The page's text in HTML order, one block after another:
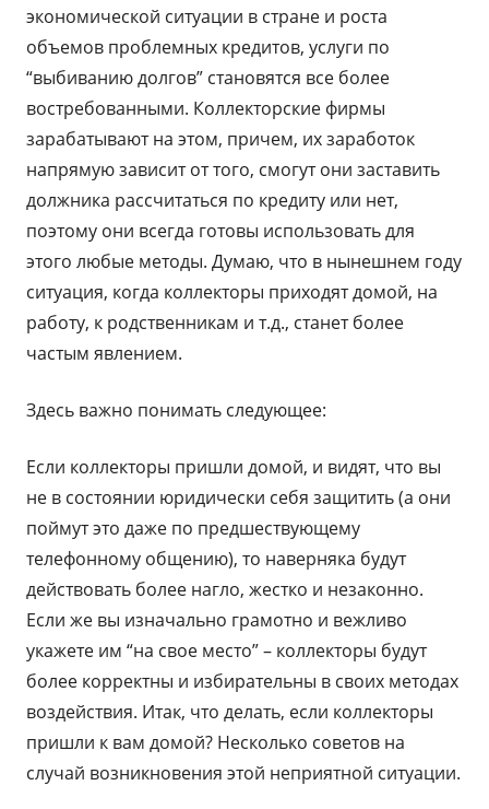
экономической ситуации в стране и роста
объемов проблемных кредитов, услуги по
“выбиванию долгов” становятся все более
востребованными. Коллекторские фирмы
зарабатывают на этом, причем, их заработок
напрямую зависит от того, смогут они заставить
должника рассчитаться по кредиту или нет,
поэтому они всегда готовы использовать для
этого любые методы. Думаю, что в нынешнем году
ситуация, когда коллекторы приходят домой, на
работу, к родственникам и т.д., станет более
частым явлением.
Здесь важно понимать следующее:
Если коллекторы пришли домой, и видят, что вы
не в состоянии юридически себя защитить (а они
поймут это даже по предшествующему
телефонному общению), то наверняка будут
действовать более нагло, жестко и незаконно.
Если же вы изначально грамотно и вежливо
укажете им “на свое место” – коллекторы будут
более корректны и избирательны в своих методах
воздействия. Итак, что делать, если коллекторы
пришли к вам домой? Несколько советов на
случай возникновения этой неприятной ситуации.